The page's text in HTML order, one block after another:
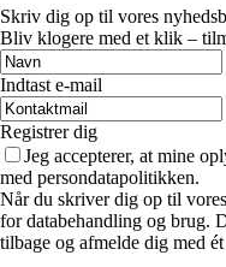
Skriv dig op til vores
Bliv klogere med et klik –
Indtast e-mail
Registrer dig
Jeg accepterer, at mine
med persondatapolitikken.
Når du skriver dig op til
for databehandling og brug.
tilbage og afmelde dig med